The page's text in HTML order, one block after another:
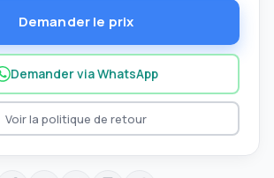
Demander le prix
Demander via WhatsApp
Voir la politique de retour